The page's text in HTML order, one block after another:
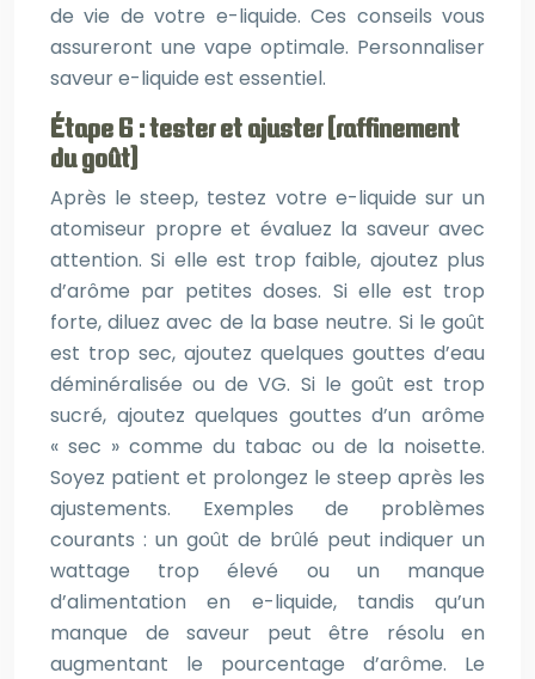
de vie de votre e-liquide. Ces conseils vous
assureront une vape optimale. Personnaliser
saveur e-liquide est essentiel.
Étape 6 : tester et ajuster (raffinement
du goût)
Après le steep, testez votre e-liquide sur un
atomiseur propre et évaluez la saveur avec
attention. Si elle est trop faible, ajoutez plus
d’arôme par petites doses. Si elle est trop
forte, diluez avec de la base neutre. Si le goût
est trop sec, ajoutez quelques gouttes d’eau
déminéralisée ou de VG. Si le goût est trop
sucré, ajoutez quelques gouttes d’un arôme
« sec » comme du tabac ou de la noisette.
Soyez patient et prolongez le steep après les
ajustements. Exemples de problèmes
courants : un goût de brûlé peut indiquer un
wattage trop élevé ou un manque
d’alimentation en e-liquide, tandis qu’un
manque de saveur peut être résolu en
augmentant le pourcentage d’arôme. Le